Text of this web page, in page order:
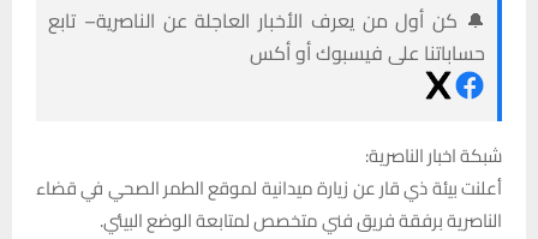
🔔 كن أول من يعرف الأخبار العاجلة عن الناصرية– تابع
حساباتنا على فيسبوك أو أكس
شبكة اخبار الناصرية:
أعلنت بيئة ذي قار عن زيارة ميدانية لموقع الطمر الصحي في قضاء
الناصرية برفقة فريق فني متخصص لمتابعة الوضع البيئي.